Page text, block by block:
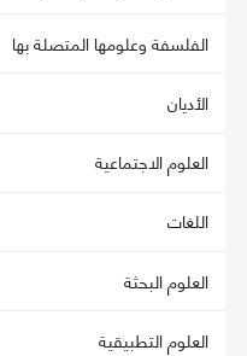
الفلسفة وعلومها المتصلة بها
الأديان
العلوم الاجتماعية
اللغات
العلوم البحثة
العلوم التطبيقية